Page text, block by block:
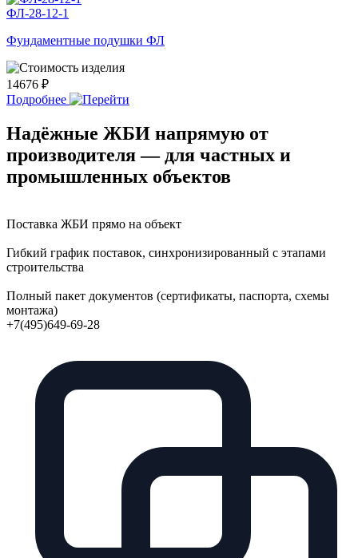
ФЛ-28-12-1
Фундаментные подушки ФЛ
14676 ₽
Подробнее
Надёжные ЖБИ напрямую от
производителя — для частных и
промышленных объектов
Поставка ЖБИ прямо на объект
Гибкий график поставок, синхронизированный с этапами
строительства
Полный пакет документов (сертификаты, паспорта, схемы
монтажа)
+7(495)649-69-28